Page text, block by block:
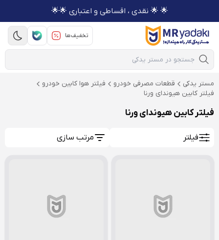
🌟 🌟 نقدی ، اقساطی و اعتباری 🌟🌟
تخفیف‌ها
Mobile Search
مستر یدکی قطعات مصرفی خودرو
فیلتر هوا کابین خودرو
فیلتر کابین هیوندای ورنا
فیلتر کابین هیوندای ورنا
فیلتر مرتب سازی